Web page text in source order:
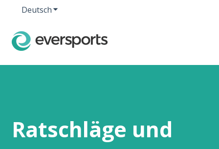
DeutschUntermenü für Übersetzungen anzeigen
Ratschläge und